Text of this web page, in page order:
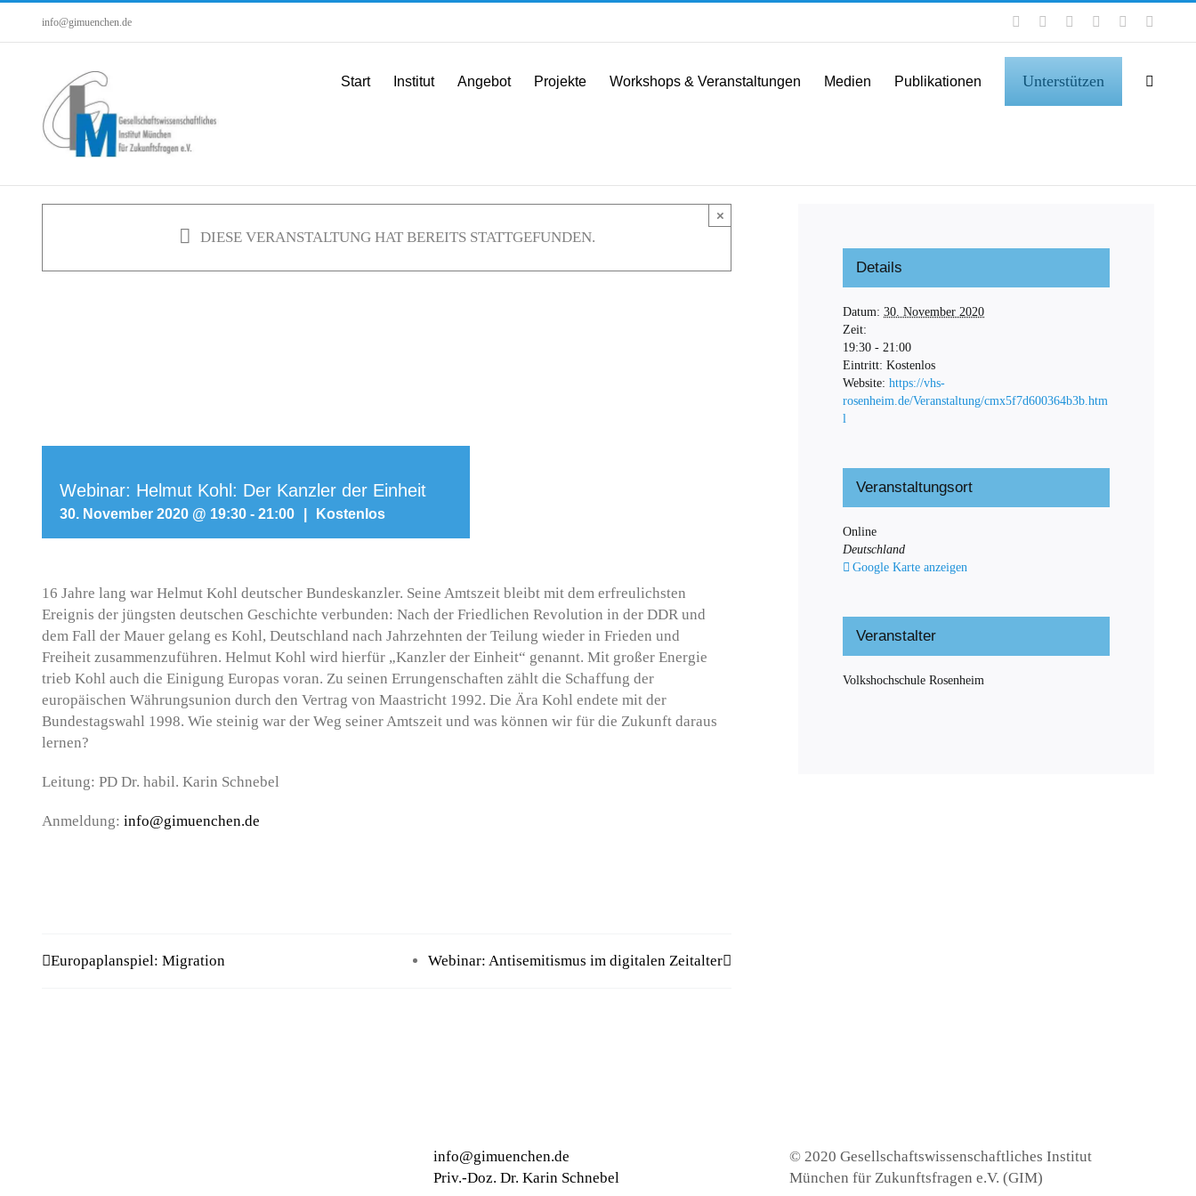
info@gimuenchen.de FacebookInstagramLinkedIn YouTube
Start Institut Angebot Projekte Workshops & Veranstaltungen Medien Publikationen Unterstützen
DIESE VERANSTALTUNG HAT BEREITS STATTGEFUNDEN.
×
Webinar: Helmut Kohl: Der Kanzler der Einheit
30. November 2020 @ 19:30 - 21:00 Kostenlos
16 Jahre lang war Helmut Kohl deutscher Bundeskanzler. Seine Amtszeit bleibt mit dem erfreulichsten
Ereignis der jüngsten deutschen Geschichte verbunden: Nach der Friedlichen Revolution in der DDR und
dem Fall der Mauer gelang es Kohl, Deutschland nach Jahrzehnten der Teilung wieder in Frieden und
Freiheit zusammenzuführen. Helmut Kohl wird hierfür „Kanzler der Einheit“ genannt. Mit großer Energie
trieb Kohl auch die Einigung Europas voran. Zu seinen Errungenschaften zählt die Schaffung der
europäischen Währungsunion durch den Vertrag von Maastricht 1992. Die Ära Kohl endete mit der
Bundestagswahl 1998. Wie steinig war der Weg seiner Amtszeit und was können wir für die Zukunft daraus
lernen?
Leitung: PD Dr. habil. Karin Schnebel
Anmeldung: info@gimuenchen.de
Europaplanspiel: Migration Webinar: Antisemitismus im digitalen Zeitalter
Details
Datum: 30. November 2020
Zeit:
19:30 - 21:00
Eintritt: Kostenlos
Website: https://vhs-
rosenheim.de/Veranstaltung/cmx5f7d600364b3b.htm
l
Veranstaltungsort
Online
Deutschland
Google Karte anzeigen
Veranstalter
Volkshochschule Rosenheim
info@gimuenchen.de
Priv.-Doz. Dr. Karin Schnebel
© 2020 Gesellschaftswissenschaftliches Institut
München für Zukunftsfragen e.V. (GIM)